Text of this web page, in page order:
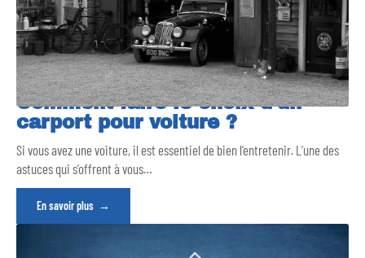
Comment faire le choix d’un
carport pour voiture ?
Si vous avez une voiture, il est essentiel de bien l’entretenir. L’une des
astuces qui s’offrent à vous…
En savoir plus